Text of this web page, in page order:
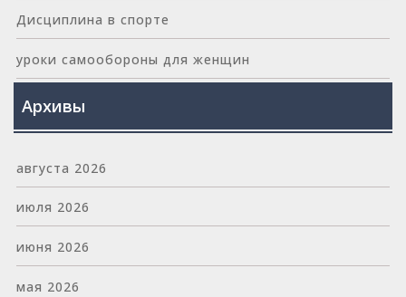
Дисциплина в спорте
уроки самообороны для женщин
Архивы
августа 2026
июля 2026
июня 2026
мая 2026